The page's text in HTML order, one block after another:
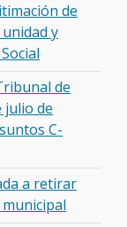
de
y
de
julio de
C-
a retirar